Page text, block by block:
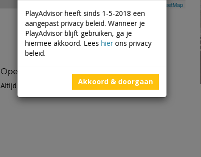
OpenStreetMap
Openingstijden
Altijd open
PlayAdvisor heeft sinds 1-5-2018 een
aangepast privacy beleid. Wanneer je
PlayAdvisor blijft gebruiken, ga je
hiermee akkoord. Lees hier ons privacy
beleid.
Akkoord & doorgaan